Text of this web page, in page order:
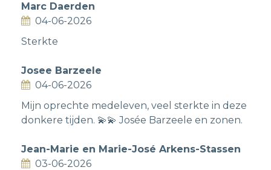
Marc Daerden
04-06-2026
Sterkte
Josee Barzeele
04-06-2026
Mijn oprechte medeleven, veel sterkte in deze
donkere tijden. 💫💫 Josée Barzeele en zonen.
Jean-Marie en Marie-José Arkens-Stassen
03-06-2026